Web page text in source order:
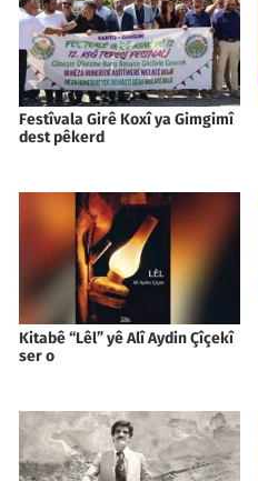
Festîvala Girê Koxî ya Gimgimî
dest pêkerd
Kitabê “Lêl” yê Alî Aydin Çîçekî
ser o